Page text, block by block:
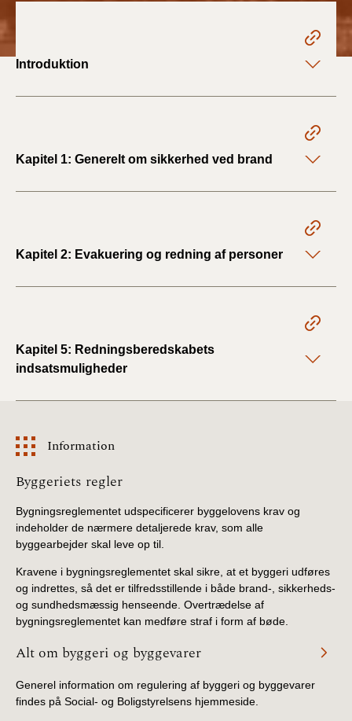
2022)
BR18 (1/1-29/6
BR18 (4/7-31/12
BR18 (1/1-30/6
2018)
BR15 (2015-2018)
Tidligere BR (1961-
2010)
Introduktion
Kapitel 1: Generelt om sikkerhed ved brand
Kapitel 2: Evakuering og redning af personer
Kapitel 5: Redningsberedskabets
indsatsmuligheder
Information
Information
Byggeriets regler
Bygningsreglementet udspecificerer byggelovens krav og
indeholder de nærmere detaljerede krav, som alle
byggearbejder skal leve op til.
Kravene i bygningsreglementet skal sikre, at et byggeri udføres
og indrettes, så det er tilfredsstillende i både brand-, sikkerheds-
og sundhedsmæssig henseende. Overtrædelse af
bygningsreglementet kan medføre straf i form af bøde.
Alt om byggeri og byggevarer
Generel information om regulering af byggeri og byggevarer
findes på Social- og Boligstyrelsens hjemmeside.